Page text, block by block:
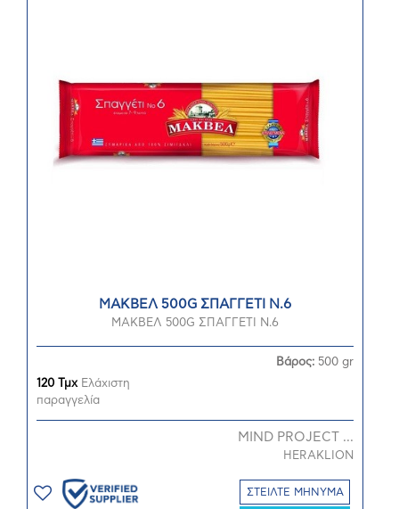
ΜΑΚΒΕΛ 500G ΣΠΑΓΓΕΤΙ N.6
ΜΑΚΒΕΛ 500G ΣΠΑΓΓΕΤΙ N.6
120 ΤμχΕλάχιστη
παραγγελία
Βάρος: 500 gr
MIND PROJECT ...
HERAKLION
ΣΤΕΙΛΤΕ ΜΗΝΥΜΑ